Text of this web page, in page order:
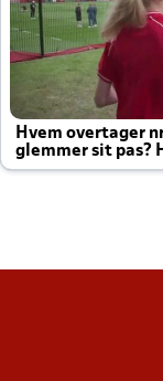
Hvem overtager
glemmer sit pas?
altid til efter